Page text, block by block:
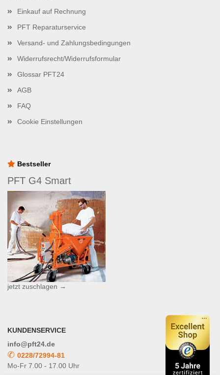
Einkauf auf Rechnung
PFT Reparaturservice
Versand- und Zahlungsbedingungen
Widerrufsrecht/Widerrufsformular
Glossar PFT24
AGB
FAQ
Cookie Einstellungen
Bestseller
PFT G4 Smart
jetzt zuschlagen →
KUNDENSERVICE
info@pft24.de
✆ 0228/72994-81
Mo-Fr 7.00 - 17.00 Uhr